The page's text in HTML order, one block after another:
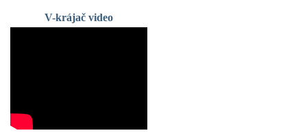
V-krájač video